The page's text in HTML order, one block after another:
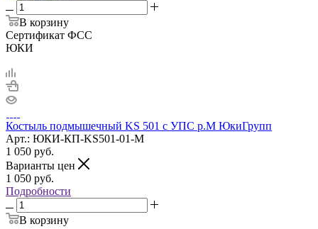
В корзину
Сертификат ФСС
ЮКИ
Костыль подмышечный KS 501 с УПС р.М ЮкиГрупп
Арт.: ЮКИ-КП-KS501-01-M
1 050 руб.
Варианты цен
1 050 руб.
Подробности
В корзину